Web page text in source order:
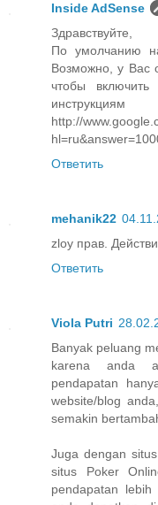
Inside AdSense
Здравствуйте,
По умолчанию
Возможно, у Вас
чтобы
http://
Ответить
mehanik22
zloy прав.
Ответить
Viola Putri
Banyak peluang
karena anda
pendapatan
website/blog
semakin
Juga dengan
situs Poker
pendapatan